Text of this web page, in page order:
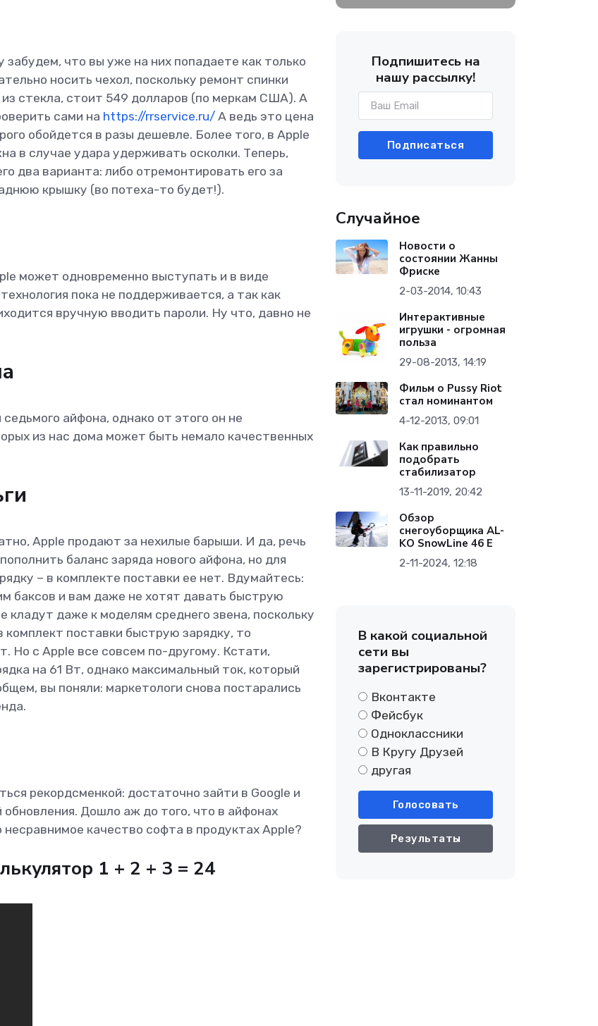
забудем, что вы уже на них попадаете как только
носить чехол, поскольку ремонт спинки
из стекла, стоит 549 долларов (по меркам США). А
сами на https://rrservice.ru/ А ведь это цена
обойдется в разы дешевле. Более того, в Apple
в случае удара удерживать осколки. Теперь,
два варианта: либо отремонтировать его за
крышку (во потеха-то будет!).
может одновременно выступать и в виде
пока не поддерживается, а так как
вручную вводить пароли. Ну что, давно не
айфона, однако от этого он не
из нас дома может быть немало качественных
Applе продают за нехилые барыши. И да, речь
баланс заряда нового айфона, но для
– в комплекте поставки ее нет. Вдумайтесь:
баксов и вам даже не хотят давать быструю
кладут даже к моделям среднего звена, поскольку
поставки быструю зарядку, то
Но с Apple все совсем по-другому. Кстати,
на 61 Вт, однако максимальный ток, который
вы поняли: маркетологи снова постарались
рекордсменкой: достаточно зайти в Google и
Дошло аж до того, что в айфонах
качество софта в продуктах Apple?
1 + 2 + 3 = 24
Подпишитесь на
нашу рассылку!
Подписаться
Случайное
Новости о
состоянии Жанны
Фриске
2-03-2014, 10:43
Интерактивные
игрушки - огромная
польза
29-08-2013, 14:19
Фильм о Pussy Riot
стал номинантом
4-12-2013, 09:01
Как правильно
подобрать
стабилизатор
13-11-2019, 20:42
Обзор
снегоуборщика AL-
KO SnowLine 46 E
2-11-2024, 12:18
В какой социальной
сети вы
зарегистрированы?
Вконтакте
Фейсбук
Одноклассники
В Кругу Друзей
другая
Голосовать
Результаты